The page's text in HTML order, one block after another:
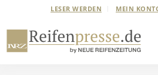
LESER WERDEN MEIN